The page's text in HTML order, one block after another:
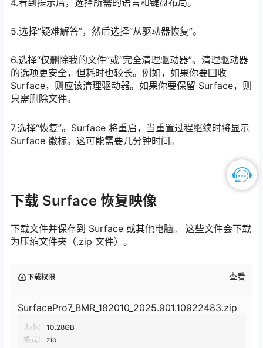
4.看到提示后，选择所需的语言和键盘布局。
5.选择“疑难解答”，然后选择“从驱动器恢复”。
6.选择“仅删除我的文件”或“完全清理驱动器”。清理驱动器
的选项更安全，但耗时也较长。例如，如果你要回收
Surface，则应该清理驱动器。如果你要保留 Surface，则
只需删除文件。
7.选择“恢复”。Surface 将重启，当重置过程继续时将显示
Surface 徽标。这可能需要几分钟时间。
下载 Surface 恢复映像
下载文件并保存到 Surface 或其他电脑。 这些文件会下载
为压缩文件夹（.zip 文件）。
下载权限 查看
SurfacePro7_BMR_182010_2025.901.10922483.zip
大小：
10.28GB
格式：
zip